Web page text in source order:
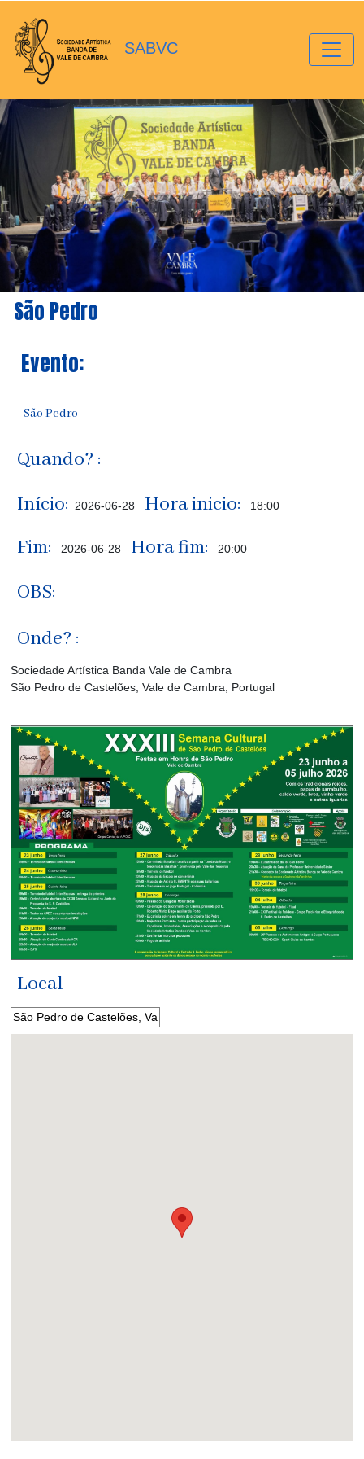
SABVC
São Pedro
Evento:
São Pedro
Quando? :
Início:
2026-06-28 Hora inicio: 18:00
Fim: 2026-06-28 Hora fim: 20:00
OBS:
Onde? :
Sociedade Artística Banda Vale de Cambra
São Pedro de Castelões, Vale de Cambra, Portugal
Local